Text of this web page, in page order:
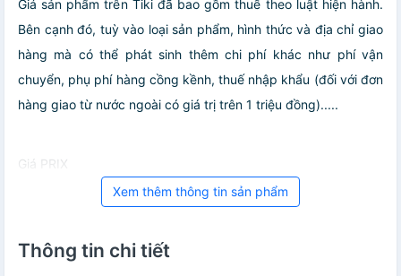
Giá sản phẩm trên Tiki đã bao gồm thuế theo luật hiện hành.
Bên cạnh đó, tuỳ vào loại sản phẩm, hình thức và địa chỉ giao
hàng mà có thể phát sinh thêm chi phí khác như phí vận
chuyển, phụ phí hàng cồng kềnh, thuế nhập khẩu (đối với đơn
hàng giao từ nước ngoài có giá trị trên 1 triệu đồng).....
Giá PRIX
Xem thêm thông tin sản phẩm
Thông tin chi tiết